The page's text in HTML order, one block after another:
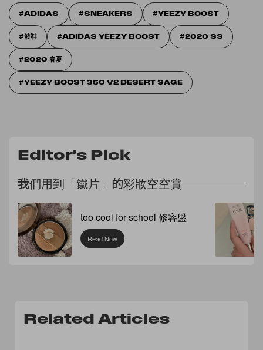
ADIDAS SNEAKERS YEEZY BOOST
波鞋 ADIDAS YEEZY BOOST 2020 SS
2020 春夏
YEEZY BOOST 350 V2 DESERT SAGE
Editor's Pick
我們用到「鐵片」的彩妝空空賞
too cool for school 修容盤
Read Now
Related Articles